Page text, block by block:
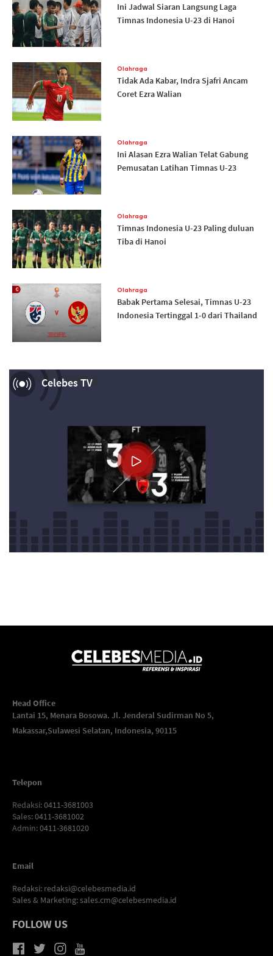
Ini Jadwal Siaran Langsung Laga
Timnas Indonesia U-23 di Hanoi
Olahraga
Tidak Ada Kabar, Indra Sjafri Ancam
Coret Ezra Walian
Olahraga
Ini Alasan Ezra Walian Telat Gabung
Pemusatan Latihan Timnas U-23
Olahraga
Timnas Indonesia U-23 Paling duluan
Tiba di Hanoi
Olahraga
Babak Pertama Selesai, Timnas U-23
Indonesia Tertinggal 1-0 dari Thailand
Celebes TV
Now Playing
Head Office
Lantai 15, Menara Bosowa. Jl. Jenderal Sudirman No 5,
Makassar,Sulawesi Selatan, Indonesia, 90115
Telepon
Redaksi: 0411-3681003
Sales: 0411-3681002
Admin: 0411-3681020
Email
Redaksi: redaksi@celebesmedia.id
Sales & Marketing:sales.cm@celebesmedia.id
FOLLOW US